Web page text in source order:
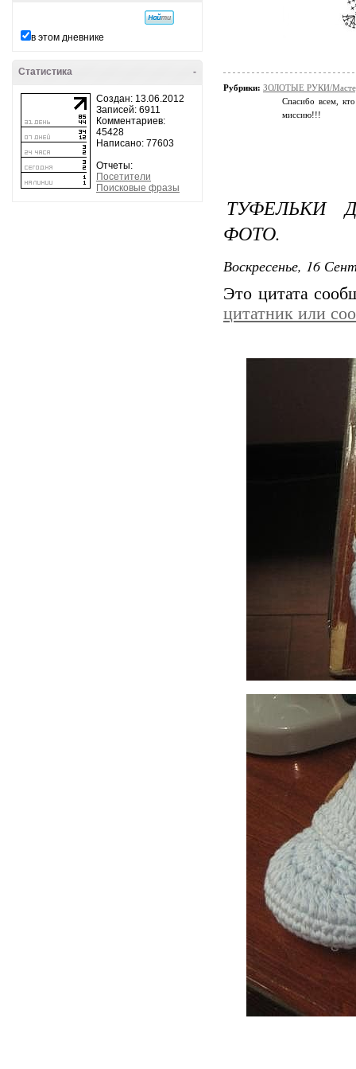
в этом дневнике
-
Статистика
Создан: 13.06.2012
Записей: 6911
Комментариев:
45428
Написано: 77603
Отчеты:
Посетители
Поисковые фразы
Рубрики: ЗОЛОТЫЕ РУКИ/
Спасибо всем,
миссию!!!
ТУФЕЛЬКИ
ФОТО.
Воскресенье, 16
Это цитата
цитатник или